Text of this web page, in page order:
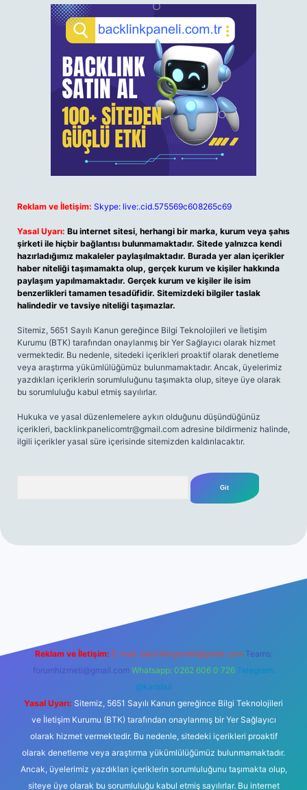
Reklam ve İletişim: Skype: live:.cid.575569c608265c69
Yasal Uyarı: Bu internet sitesi, herhangi bir marka, kurum veya şahıs
şirketi ile hiçbir bağlantısı bulunmamaktadır. Sitede yalnızca kendi
hazırladığımız makaleler paylaşılmaktadır. Burada yer alan içerikler
haber niteliği taşımamakta olup, gerçek kurum ve kişiler hakkında
paylaşım yapılmamaktadır. Gerçek kurum ve kişiler ile isim
benzerlikleri tamamen tesadüfidir. Sitemizdeki bilgiler taslak
halindedir ve tavsiye niteliği taşımazlar.
Sitemiz, 5651 Sayılı Kanun gereğince Bilgi Teknolojileri ve İletişim
Kurumu (BTK) tarafından onaylanmış bir Yer Sağlayıcı olarak hizmet
vermektedir. Bu nedenle, sitedeki içerikleri proaktif olarak denetleme
veya araştırma yükümlülüğümüz bulunmamaktadır. Ancak, üyelerimiz
yazdıkları içeriklerin sorumluluğunu taşımakta olup, siteye üye olarak
bu sorumluluğu kabul etmiş sayılırlar.
Hukuka ve yasal düzenlemelere aykırı olduğunu düşündüğünüz
içerikleri, backlinkpanelicomtr@gmail.com adresine bildirmeniz halinde,
ilgili içerikler yasal süre içerisinde sitemizden kaldırılacaktır.
Reklam ve İletişim: E-mail: backlinkpaneli@gmail.com Teams:
forumhizmeti@gmail.com Whatsapp: 0262 606 0 726 Telegram:
@karabul
Yasal Uyarı: Sitemiz, 5651 Sayılı Kanun gereğince Bilgi Teknolojileri
ve İletişim Kurumu (BTK) tarafından onaylanmış bir Yer Sağlayıcı
olarak hizmet vermektedir. Bu nedenle, sitedeki içerikleri proaktif
olarak denetleme veya araştırma yükümlülüğümüz bulunmamaktadır.
Ancak, üyelerimiz yazdıkları içeriklerin sorumluluğunu taşımakta olup,
siteye üye olarak bu sorumluluğu kabul etmiş sayılırlar. Bu internet